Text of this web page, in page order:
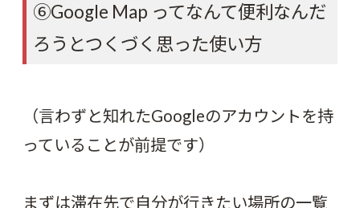
⑥Google Map ってなんて便利なんだ
ろうとつくづく思った使い方
（言わずと知れたGoogleのアカウントを持
っていることが前提です）
まずは滞在先で自分が行きたい場所の一覧